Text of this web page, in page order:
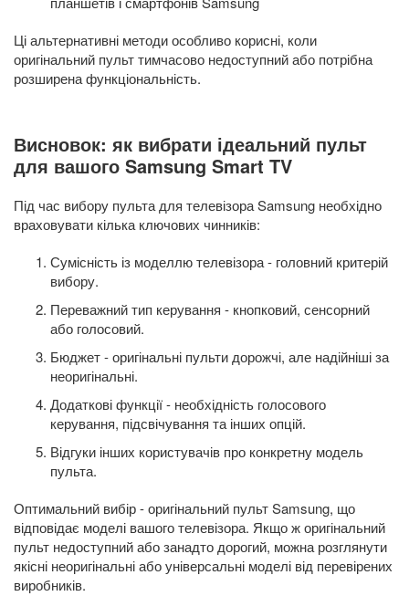
Ці альтернативні методи особливо корисні, коли
оригінальний пульт тимчасово недоступний або потрібна
розширена функціональність.
Висновок: як вибрати ідеальний пульт
для вашого Samsung Smart TV
Під час вибору пульта для телевізора Samsung необхідно
враховувати кілька ключових чинників:
Сумісність із моделлю телевізора - головний критерій
вибору.
Переважний тип керування - кнопковий, сенсорний
або голосовий.
Бюджет - оригінальні пульти дорожчі, але надійніші за
неоригінальні.
Додаткові функції - необхідність голосового
керування, підсвічування та інших опцій.
Відгуки інших користувачів про конкретну модель
пульта.
Оптимальний вибір - оригінальний пульт Samsung, що
відповідає моделі вашого телевізора. Якщо ж оригінальний
пульт недоступний або занадто дорогий, можна розглянути
якісні неоригінальні або універсальні моделі від перевірених
виробників.